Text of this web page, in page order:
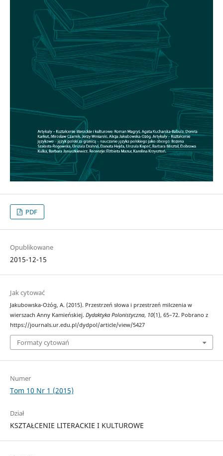
PDF
Opublikowane
2015-12-15
Jak cytować
Jakubowska-Ożóg, A. (2015). Przestrzeń słowa i przestrzeń milczenia w
wierszach Anny Kamieńskiej. Dydaktyka Polonistyczna, 10(1), 65–72. Pobrano z
https://journals.ur.edu.pl/dydpol/article/view/5427
Formaty cytowań
Numer
Tom 10 Nr 1 (2015)
Dział
KSZTAŁCENIE LITERACKIE I KULTUROWE